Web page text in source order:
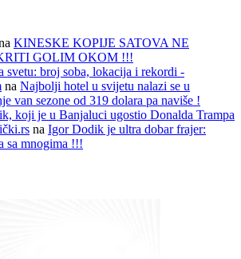
KINESKE KOPIJE SATOVA NE
GOLIM OKOM !!!
svetu: broj soba, lokacija i rekordi -
na Najbolji hotel u svijetu nalazi se u
van sezone od 319 dolara pa naviše !
koji je u Banjaluci ugostio Donalda Trampa
na Igor Dodik je ultra dobar frajer:
sa mnogima !!!